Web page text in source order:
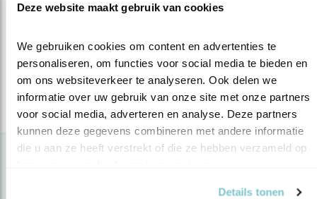
Deze website maakt gebruik van cookies
We gebruiken cookies om content en advertenties te
personaliseren, om functies voor social media te bieden en
om ons websiteverkeer te analyseren. Ook delen we
informatie over uw gebruik van onze site met onze partners
voor social media, adverteren en analyse. Deze partners
kunnen deze gegevens combineren met andere informatie
die u aan ze heeft verstrekt of die ze hebben verzameld op
Details tonen
Erik van Ommen: de wereld is zijn atelie..
lees meer